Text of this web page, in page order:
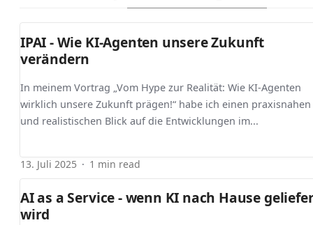
IPAI - Wie KI-Agenten unsere Zukunft
verändern
In meinem Vortrag „Vom Hype zur Realität: Wie KI-Agenten
wirklich unsere Zukunft prägen!“ habe ich einen praxisnahen
und realistischen Blick auf die Entwicklungen im...
13. Juli 2025 1 min read
AI as a Service - wenn KI nach Hause
wird